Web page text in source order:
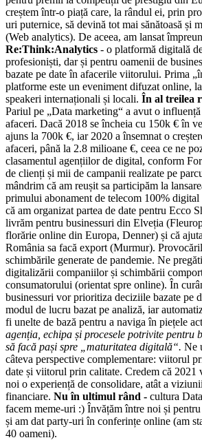
creștem într-o piață care, la rândul ei, prin
uri puternice, să devină tot mai sănătoasă și
(Web analytics). De aceea, am lansat
Re:Think:Analytics - o platformă digitală
profesioniști, dar și pentru oamenii de
bazate pe date în afacerile viitorului. Prima
platforme este un eveniment difuzat online,
speakeri internaționali și locali. În al treilea
Pariul pe „Data marketing“ a avut o
afaceri. Dacă 2018 se încheia cu 150k € în
ajuns la 700k €, iar 2020 a însemnat o
afaceri, până la 2.8 milioane €, ceea ce ne
clasamentul agențiilor de digital, conform
de clienți și mii de campanii realizate pe
mândrim că am reușit sa participăm la
primului abonament de telecom 100%
că am organizat partea de date pentru Ecco
livrăm pentru businessuri din Elveția
florărie online din Europa, Denner) și că
România sa facă export (Murmur).
schimbările generate de pandemie. Ne
digitalizării companiilor și schimbării
consumatorului (orientat spre online). În
businessuri vor prioritiza deciziile bazate pe
modul de lucru bazat pe analiză, iar
fi unelte de bază pentru a naviga în piețele
agenția, echipa și procesele potrivite pentru
să facă pași spre „maturitatea digitală“. Ne
câteva perspective complementare: viitorul
date și viitorul prin calitate. Credem că 2021
noi o experiență de consolidare, atât a
financiare. Nu în ultimul rând - cultura
facem meme-uri :) Învățăm între noi și
și am dat party-uri în conferințe online (am
40 oameni).